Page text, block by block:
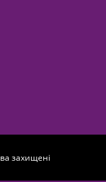
захищені